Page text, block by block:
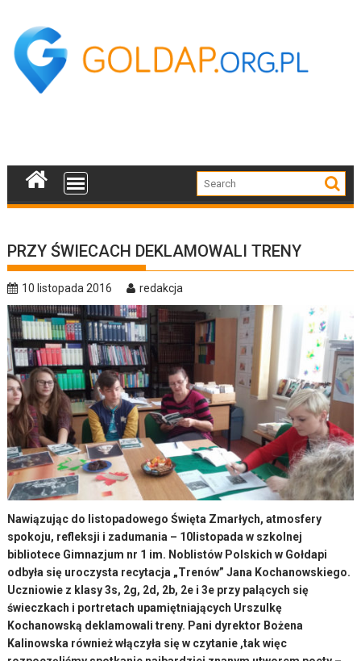
content
PRZY ŚWIECACH DEKLAMOWALI TRENY
10 listopada 2016 redakcja
Nawiązując do listopadowego Święta Zmarłych, atmosfery
spokoju, refleksji i zadumania – 10listopada w szkolnej
bibliotece Gimnazjum nr 1 im. Noblistów Polskich w Gołdapi
odbyła się uroczysta recytacja „Trenów” Jana Kochanowskiego.
Uczniowie z klasy 3s, 2g, 2d, 2b, 2e i 3e przy palących się
świeczkach i portretach upamiętniających Urszulkę
Kochanowską deklamowali treny. Pani dyrektor Bożena
Kalinowska również włączyła się w czytanie ,tak więc